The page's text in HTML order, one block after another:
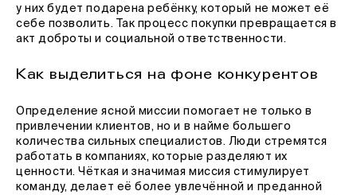
у них будет подарена ребёнку, который не может её
себе позволить. Так процесс покупки превращается в
акт доброты и социальной ответственности.
Как выделиться на фоне конкурентов
Определение ясной миссии помогает не только в
привлечении клиентов, но и в найме большего
количества сильных специалистов. Люди стремятся
работать в компаниях, которые разделяют их
ценности. Чёткая и значимая миссия стимулирует
команду, делает её более увлечённой и преданной